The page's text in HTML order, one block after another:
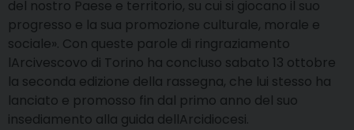
del nostro Paese e territorio, su cui si giocano il suo
progresso e la sua promozione culturale, morale e
sociale». Con queste parole di ringraziamento
lArcivescovo di Torino ha concluso sabato 13 ottobre
la seconda edizione della rassegna, che lui stesso ha
lanciato e promosso fin dal primo anno del suo
insediamento alla guida dellArcidiocesi.